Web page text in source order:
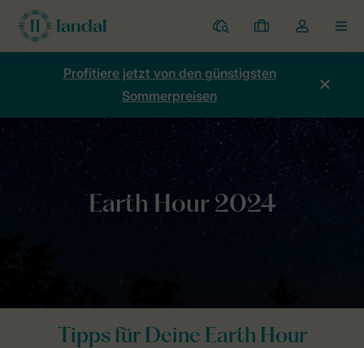
Ferienparks
Meine
Buchungen
Dropdown-
Menü
Kontos
Profitiere jetzt von den günstigsten
Sommerpreisen
Home Nachhaltigkeit Echte Liebe zur Natur Earth Hour
Tipps für Deine Earth Hour